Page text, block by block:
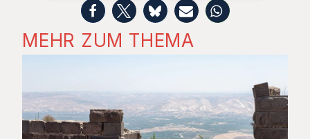
MEHR ZUM THEMA